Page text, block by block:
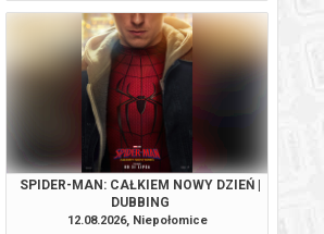
SPIDER-MAN: CAŁKIEM NOWY DZIEŃ |
DUBBING
12.08.2026, Niepołomice